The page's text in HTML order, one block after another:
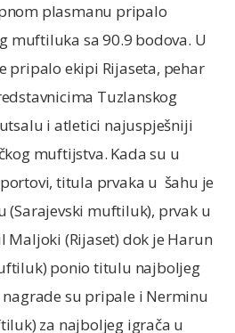
plasmanu pripalo
muftiluka sa 90.9 bodova. U
pripalo ekipi Rijaseta, pehar
Tuzlanskog
i atletici najuspješniji
muftijstva. Kada su u
titula prvaka u šahu je
muftiluk), prvak u
Maljoki (Rijaset) dok je Harun
ponio titulu najboljeg
su pripale i Nerminu
za najboljeg igrača u